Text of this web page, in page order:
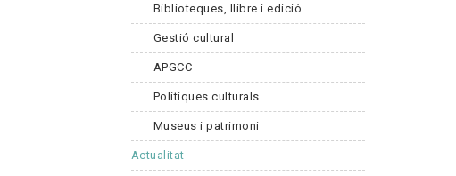
Biblioteques, llibre i edició
Gestió cultural
APGCC
Polítiques culturals
Museus i patrimoni
Actualitat